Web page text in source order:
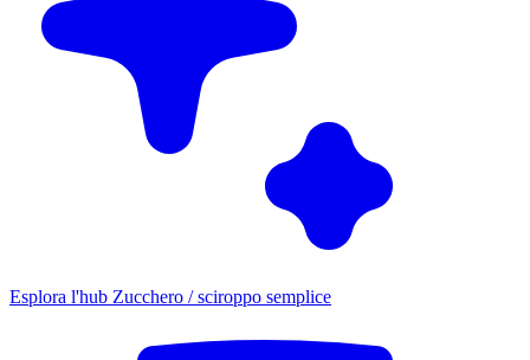
Esplora l'hub Zucchero / sciroppo semplice